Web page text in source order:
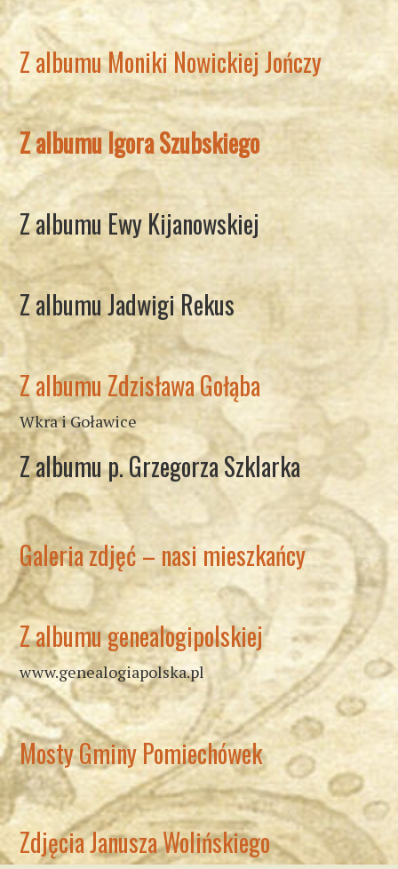
Z albumu Moniki Nowickiej Jończy
Z albumu Igora Szubskiego
Z albumu Ewy Kijanowskiej
Z albumu Jadwigi Rekus
Z albumu Zdzisława Gołąba
Wkra i Goławice
Z albumu p. Grzegorza Szklarka
Galeria zdjęć – nasi mieszkańcy
Z albumu genealogipolskiej
www.genealogiapolska.pl
Mosty Gminy Pomiechówek
Zdjęcia Janusza Wolińskiego